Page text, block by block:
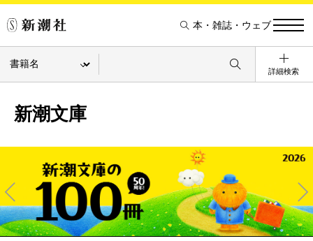
本・雑誌・ウェブ
詳細検索
新潮文庫
Pre
Ne